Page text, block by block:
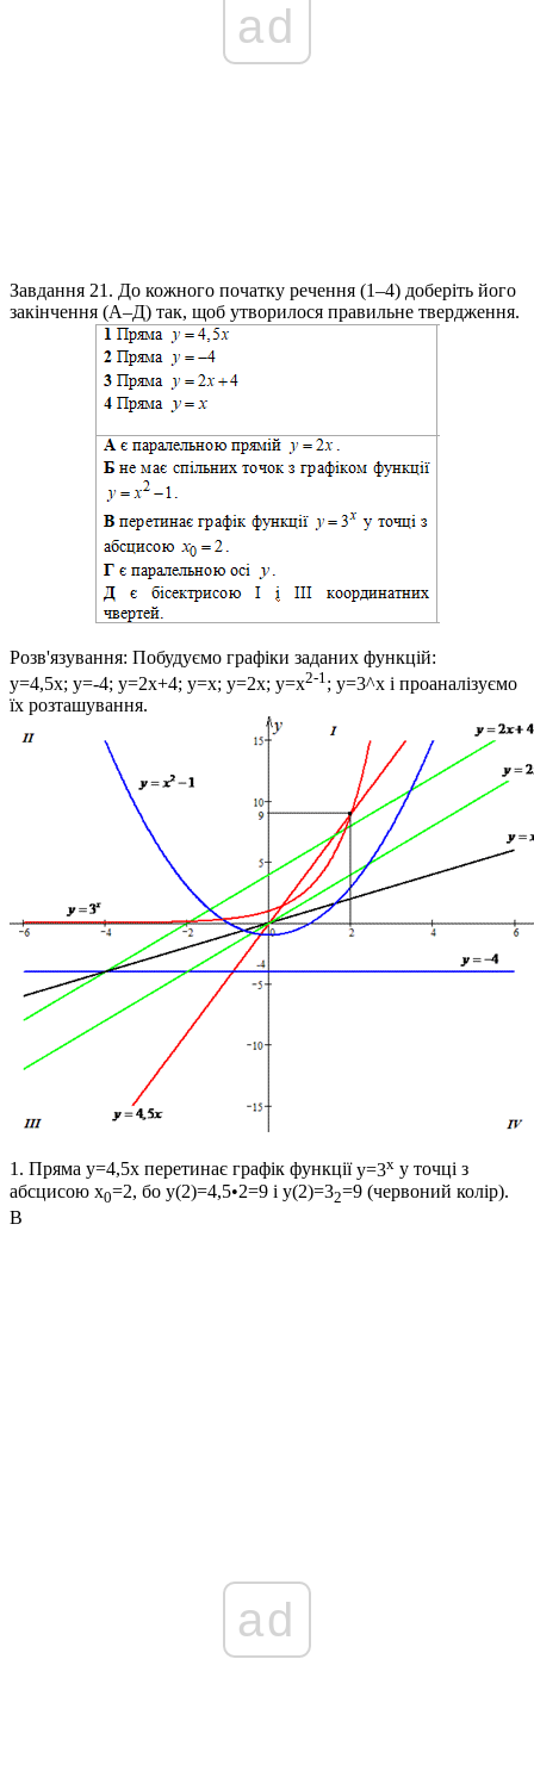
ad
Завдання 21. До кожного початку речення (1–4) доберіть його
закінчення (А–Д) так, щоб утворилося правильне твердження.
Розв'язування: Побудуємо графіки заданих функцій:
y=4,5x; y=-4; y=2x+4; y=x; y=2x; y=x2-1 ; y=3^x і проаналізуємо
їх розташування.
1. Пряма y=4,5x перетинає графік функціїy=3x у точці з
абсцисою x0=2, бо y(2)=4,5•2=9 і y(2)=32=9 (червоний колір).
В
ad